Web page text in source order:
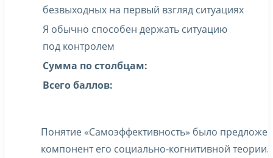
безвыходных на первый взгляд ситуациях
Я обычно способен держать ситуацию
под контролем
Сумма по столбцам:
Всего баллов:
Понятие «Самоэффективность» было
компонент его социально-когнитивной теории.